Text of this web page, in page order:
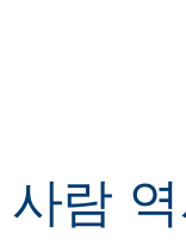
사람